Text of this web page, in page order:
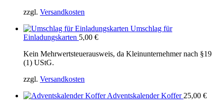
zzgl. Versandkosten
Umschlag für
Einladungskarten 5,00 €
Kein Mehrwertsteuerausweis, da Kleinunternehmer nach §19
(1) UStG.
zzgl. Versandkosten
Adventskalender Koffer 25,00 €